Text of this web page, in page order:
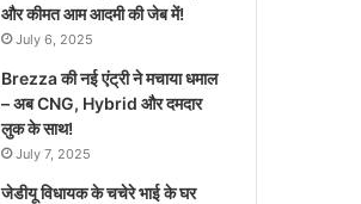
और कीमत आम आदमी की जेब में!
July 6, 2025
Brezza की नई एंट्री ने मचाया धमाल
– अब CNG, Hybrid और दमदार
लुक के साथ!
July 7, 2025
जेडीयू विधायक के चचेरे भाई के घर